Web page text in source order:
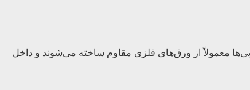
معمولاً از ورق‌های فلزی مقاوم ساخته می‌شوند و داخل